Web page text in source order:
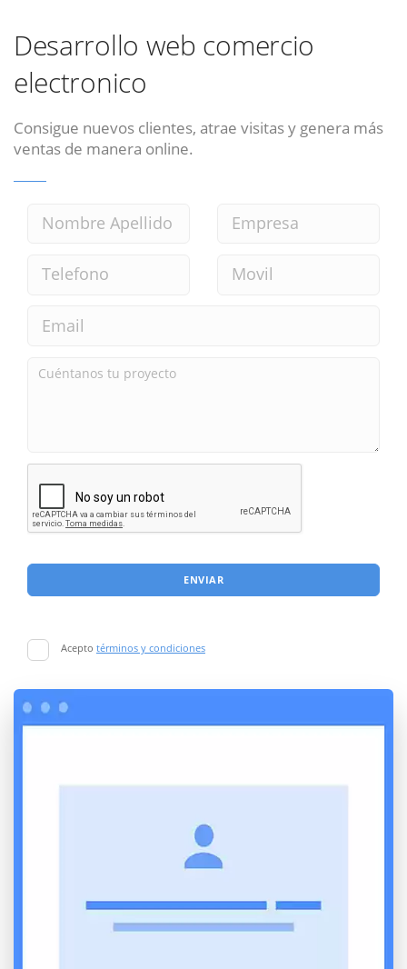
Desarrollo web comercio
electronico
Consigue nuevos clientes, atrae visitas y genera más
ventas de manera online.
ENVIAR
Acepto términos y condiciones